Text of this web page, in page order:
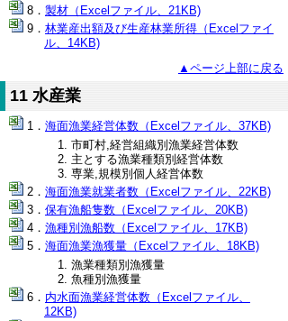
製材（Excelファイル、21KB)
林業産出額及び生産林業所得（Excelファイ
ル、14KB)
▲ページ上部に戻る
11 水産業
海面漁業経営体数（Excelファイル、37KB)
市町村,経営組織別漁業経営体数
主とする漁業種類別経営体数
専業,規模別個人経営体数
海面漁業就業者数（Excelファイル、22KB)
保有漁船隻数（Excelファイル、20KB)
漁種別漁船数（Excelファイル、17KB)
海面漁業漁獲量（Excelファイル、18KB)
漁業種類別漁獲量
魚種別漁獲量
内水面漁業経営体数（Excelファイル、
12KB)